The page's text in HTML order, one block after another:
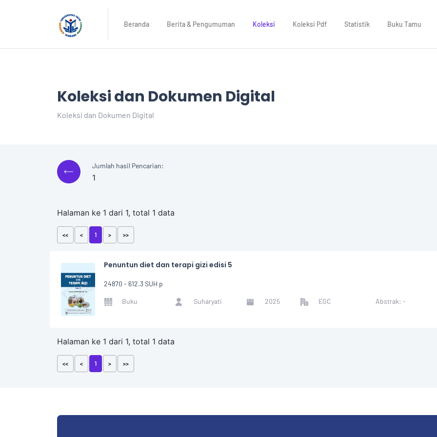
Beranda Berita & Pengumuman Koleksi Koleksi Pdf Statistik Buku Tamu
Koleksi dan Dokumen Digital
Koleksi dan Dokumen Digital
Jumlah hasil Pencarian:
1
Halaman ke 1 dari 1, total 1 data
<< < 1 > >>
Penuntun diet dan terapi gizi edisi 5
24870 - 612.3 SUH p
Buku Suharyati 2025 EGC Abstrak: -
Halaman ke 1 dari 1, total 1 data
<< < 1 > >>